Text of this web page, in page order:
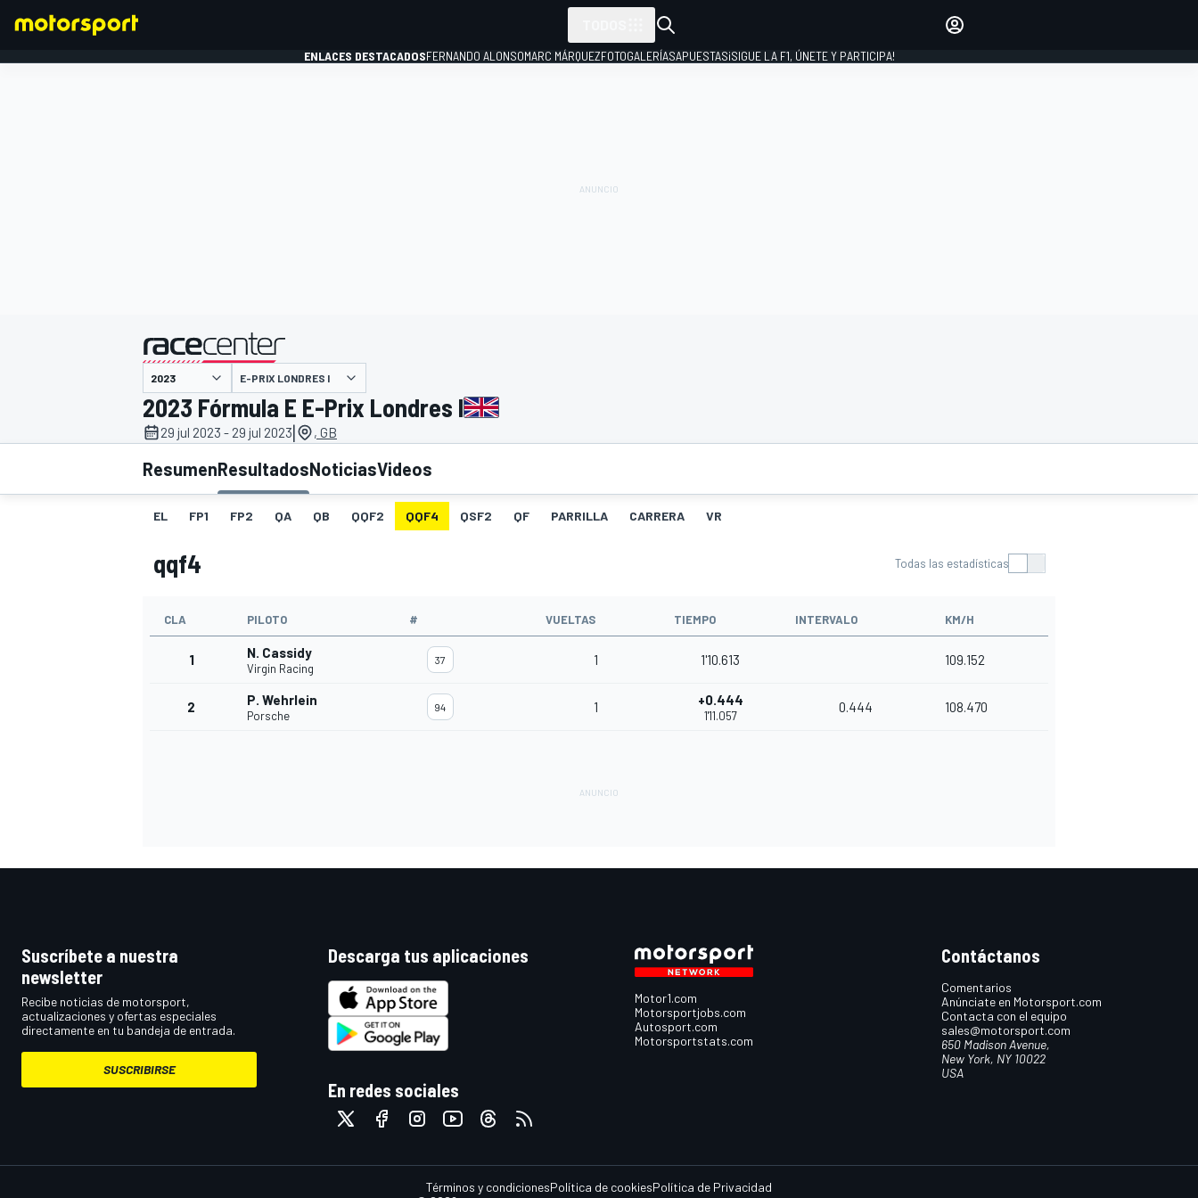
INDYCAR WRC
ENLACES DESTACADOSFERNANDO ALONSOMARC MÁRQUEZFOTOGALERÍASAPUESTAS¡SIGUE LA F1, ÚNETE Y PARTICIPA!
presentado por
E-PRIX LONDRES I
2023 Fórmula E E-Prix Londres I
29 jul 2023 - 29 jul 2023| , GB
ResumenResultadosNoticiasVideos
EL FP1 FP2 QA QB QQF2 QQF4 QSF2 QF PARRILLA CARRERA VR
qqf4 Todas las estadísticas
CLA PILOTO # VUELTAS TIEMPO INTERVALO KM/H
1 N. Cassidy
Virgin Racing
37 1 1'10.613 109.152
2 P. Wehrlein
Porsche
94 1 +0.444
1'11.057
0.444 108.470
Suscríbete a nuestra
newsletter
Recibe noticias de motorsport,
actualizaciones y ofertas especiales
directamente en tu bandeja de entrada.
SUSCRIBIRSE
Descarga tus aplicaciones
En redes sociales
Motor1.com
Motorsportjobs.com
Autosport.com
Motorsportstats.com
Contáctanos
Comentarios
Anúnciate en Motorsport.com
Contacta con el equipo
sales@motorsport.com
650 Madison Avenue,
New York, NY 10022
USA
Términos y condicionesPolítica de cookiesPolítica de Privacidad